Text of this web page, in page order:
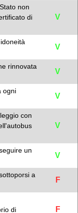
non
di
V
V
rinnovata
V
ogni
V
con
V
un
V
a
F
di
F